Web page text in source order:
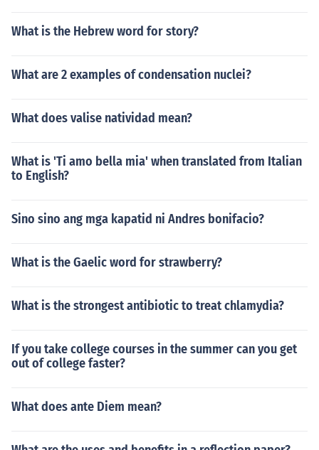
What is the Hebrew word for story?
What are 2 examples of condensation nuclei?
What does valise natividad mean?
What is 'Ti amo bella mia' when translated from Italian
to English?
Sino sino ang mga kapatid ni Andres bonifacio?
What is the Gaelic word for strawberry?
What is the strongest antibiotic to treat chlamydia?
If you take college courses in the summer can you get
out of college faster?
What does ante Diem mean?